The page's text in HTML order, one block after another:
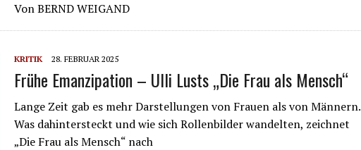
Von BERND WEIGAND
KRITIK 28. FEBRUAR 2025
Frühe Emanzipation – Ulli Lusts „Die Frau als Mensch“
Lange Zeit gab es mehr Darstellungen von Frauen als von Männern.
Was dahintersteckt und wie sich Rollenbilder wandelten, zeichnet
„Die Frau als Mensch“ nach